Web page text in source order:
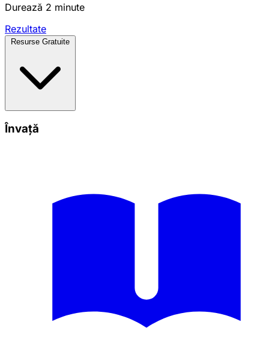
Durează 2 minute
Rezultate
Resurse Gratuite
Învață